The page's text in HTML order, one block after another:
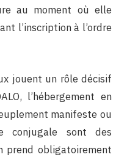
au moment où elle
l’inscription à l’ordre
jouent un rôle décisif
l’hébergement en
manifeste ou
conjugale sont des
prend obligatoirement